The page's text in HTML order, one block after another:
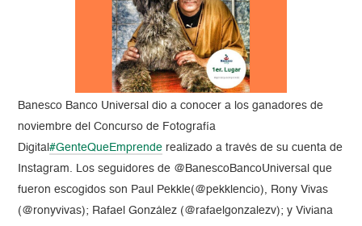
Banesco Banco Universal dio a conocer a los ganadores de
noviembre del Concurso de Fotografía
Digital#GenteQueEmprende realizado a través de su cuenta de
Instagram. Los seguidores de @BanescoBancoUniversal que
fueron escogidos son Paul Pekkle(@pekklencio), Rony Vivas
(@ronyvivas); Rafael González (@rafaelgonzalezv); y Viviana